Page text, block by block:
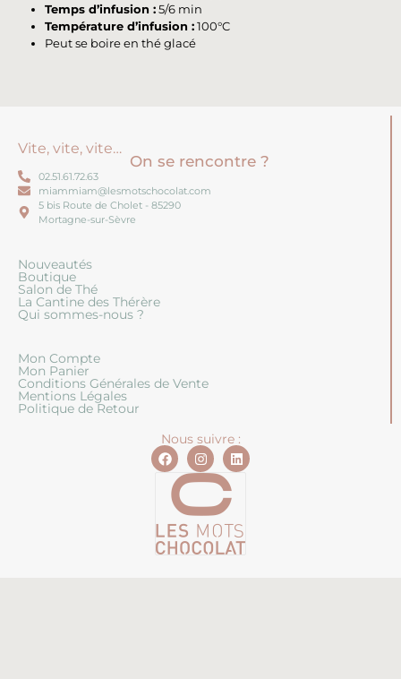
Temps d’infusion :5/6 min
Température d’infusion :100°C
Peut se boire en thé glacé
Vite, vite, vite…
On se rencontre ?
02.51.61.72.63
miammiam@lesmotschocolat.com
5 bis Route de Cholet - 85290
Mortagne-sur-Sèvre
Nouveautés
Boutique
Salon de Thé
La Cantine des Thérère
Qui sommes-nous ?
Mon Compte
Mon Panier
Conditions Générales de Vente
Mentions Légales
Politique de Retour
Nous suivre :